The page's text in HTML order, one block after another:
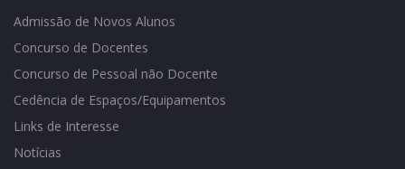
Admissão de Novos Alunos
Concurso de Docentes
Concurso de Pessoal não Docente
Cedência de Espaços/Equipamentos
Links de Interesse
Notícias